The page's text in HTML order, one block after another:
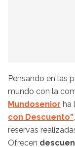
Pensando en las
mundo con la
Mundosenior ha
con Descuento”
reservas
Ofrecen